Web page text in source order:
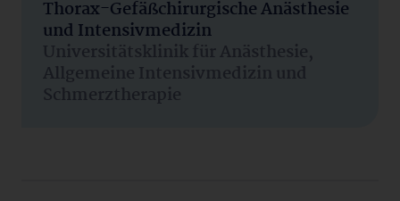
Thorax-Gefäßchirurgische Anästhesie
und Intensivmedizin
Universitätsklinik für Anästhesie,
Allgemeine Intensivmedizin und
Schmerztherapie